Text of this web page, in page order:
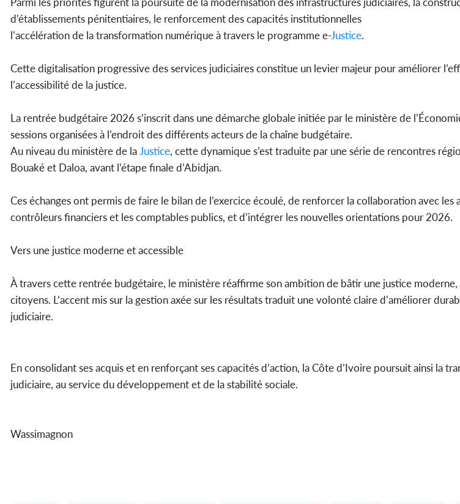
d’établissements pénitentiaires, le renforcement des capacités institutionnelles
l’accélération de la transformation numérique à travers le programme e-Justice.
Cette digitalisation progressive des services judiciaires constitue un levier majeur pour améliorer
l’accessibilité de la justice.
La rentrée budgétaire 2026 s’inscrit dans une démarche globale initiée par le ministère de
sessions organisées à l’endroit des différents acteurs de la chaîne budgétaire.
Au niveau du ministère de laJustice, cette dynamique s’est traduite par une série de rencontres
Bouaké et Daloa, avant l’étape finale d’Abidjan.
Ces échanges ont permis de faire le bilan de l’exercice écoulé, de renforcer la collaboration avec
contrôleurs financiers et les comptables publics, et d’intégrer les nouvelles orientations pour 2026.
Vers une justice moderne et accessible
À travers cette rentrée budgétaire, le ministère réaffirme son ambition de bâtir une justice
citoyens. L’accent mis sur la gestion axée sur les résultats traduit une volonté claire d’améliorer
judiciaire.
En consolidant ses acquis et en renforçant ses capacités d’action, la Côte d’Ivoire poursuit ainsi la
judiciaire, au service du développement et de la stabilité sociale.
Wassimagnon